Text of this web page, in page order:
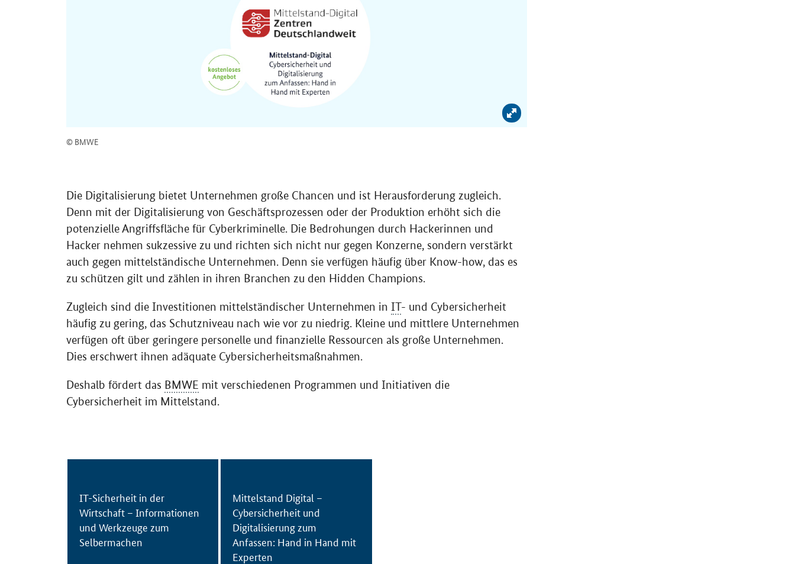
Bild vergrößern: Förderschema
© BMWE
Die Digitalisierung bietet Unternehmen große Chancen und ist Herausforderung zugleich.
Denn mit der Digitalisierung von Geschäftsprozessen oder der Produktion erhöht sich die
potenzielle Angriffsfläche für Cyberkriminelle. Die Bedrohungen durch Hackerinnen und
Hacker nehmen sukzessive zu und richten sich nicht nur gegen Konzerne, sondern verstärkt
auch gegen mittelständische Unternehmen. Denn sie verfügen häufig über Know-how, das es
zu schützen gilt und zählen in ihren Branchen zu den Hidden Champions.
Zugleich sind die Investitionen mittelständischer Unternehmen in IT- und Cybersicherheit
häufig zu gering, das Schutzniveau nach wie vor zu niedrig. Kleine und mittlere Unternehmen
verfügen oft über geringere personelle und finanzielle Ressourcen als große Unternehmen.
Dies erschwert ihnen adäquate Cybersicherheitsmaßnahmen.
Deshalb fördert das BMWE mit verschiedenen Programmen und Initiativen die
Cybersicherheit im Mittelstand.
IT-Sicherheit in der
Wirtschaft – Informationen
und Werkzeuge zum
Selbermachen
Mittelstand Digital –
Cybersicherheit und
Digitalisierung zum
Anfassen: Hand in Hand mit
Experten